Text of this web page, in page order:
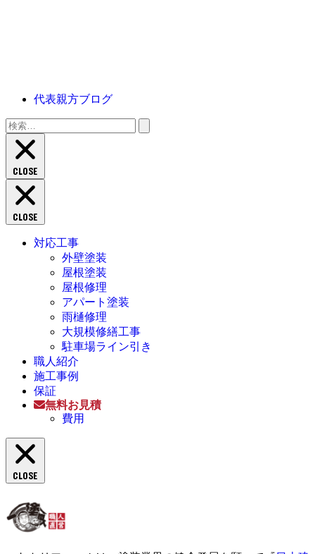
代表親方ブログ
検
索:
CLOSE
CLOSE
対応工事
外壁塗装
屋根塗装
屋根修理
アパート塗装
雨樋修理
大規模修繕工事
駐車場ライン引き
職人紹介
施工事例
保証
無料お見積
費用
CLOSE